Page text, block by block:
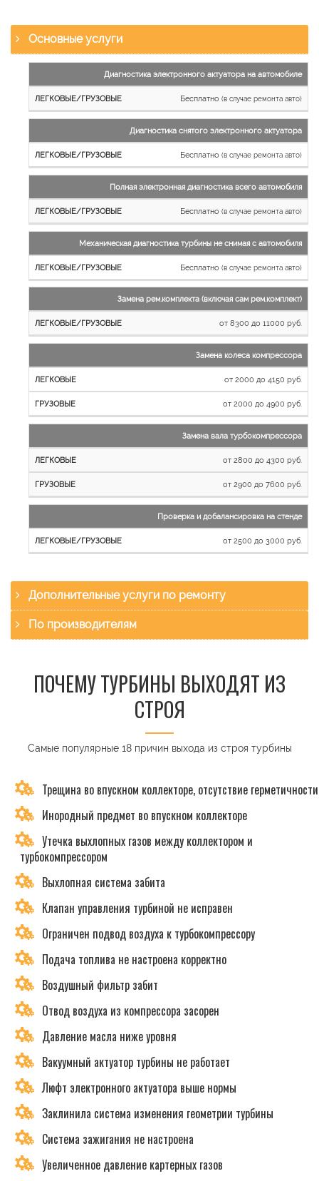
Основные услуги
работы
Легковые
и
Грузовые
автомобили
Диагностика электронного актуатора на автомобиле
Бесплатно (в случае ремонта авто)
Диагностика снятого электронного актуатора
Бесплатно (в случае ремонта авто)
Полная электронная диагностика всего автомобиля
Бесплатно (в случае ремонта авто)
Механическая диагностика турбины не снимая с автомобиля
Бесплатно (в случае ремонта авто)
Замена рем.комплекта (включая сам рем.комплект)
от 8300 до 11000 руб.
Замена колеса компрессора
от 2000 до 4150 руб.
от 2000 до 4900 руб.
Замена вала турбокомпрессора
от 2800 до 4300 руб.
от 2900 до 7600 руб.
Проверка и добалансировка на стенде
от 2500 до 3000 руб.
Дополнительные услуги по ремонту
По производителям
ПОЧЕМУ ТУРБИНЫ ВЫХОДЯТ ИЗ
СТРОЯ
Самые популярные 18 причин выхода из строя турбины
Трещина во впускном коллекторе, отсутствие герметичности
Инородный предмет во впускном коллекторе
Утечка выхлопных газов между коллектором и
турбокомпрессором
Выхлопная система забита
Клапан управления турбиной не исправен
Ограничен подвод воздуха к турбокомпрессору
Подача топлива не настроена корректно
Воздушный фильтр забит
Отвод воздуха из компрессора засорен
Давление масла ниже уровня
Вакуумный актуатор турбины не работает
Люфт электронного актуатора выше нормы
Заклинила система изменения геометрии турбины
Система зажигания не настроена
Увеличенное давление картерных газов